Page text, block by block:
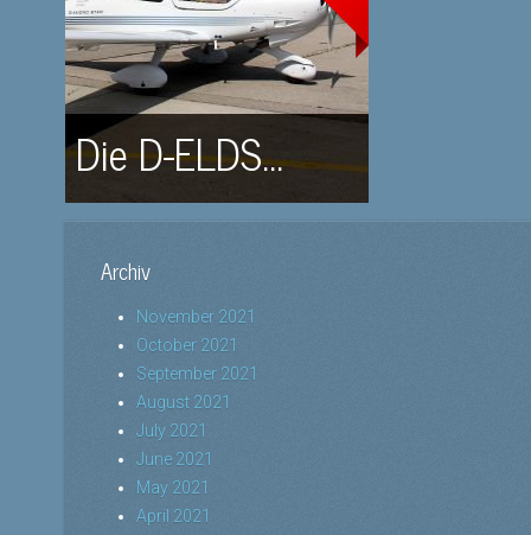
Die D-ELDS...
Archiv
November 2021
October 2021
September 2021
August 2021
July 2021
June 2021
May 2021
April 2021